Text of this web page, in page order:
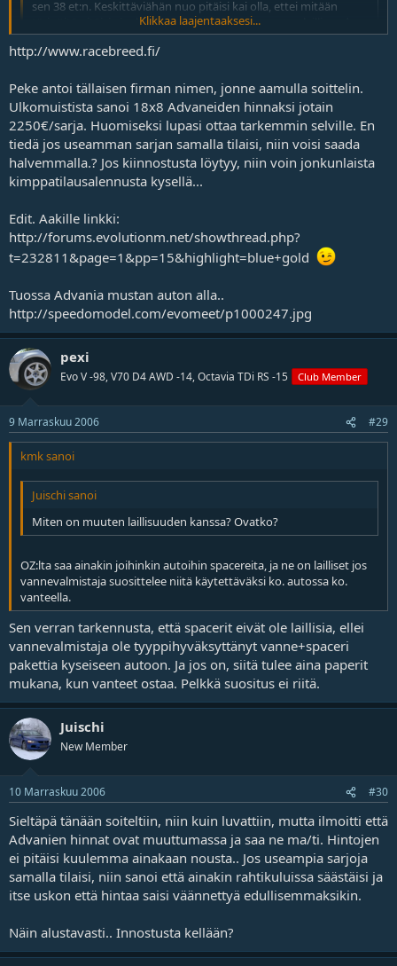
sen 38 et:n. Keskittäviähän nuo pitäisi kai olla, ettei mitään
tärinöitä pitäisi ainakaan syntyä? Miten on muuten laillisuuden
kanssa? Ovatko?
Tämä sopii evo ix:ään, mutta ei luulisi tuolla et 38 tulevan
mitään ongelmia sopivuuden suhteen..
Advanin vanteita on tullut kuolattua ja pitää niiden tilaamisesta
vielä ainakin yhteen paikkaan soittaa. Kysellä miten korkealle
niissä hinta karkaisi. Nuo Oz vanteet tuntuvat olevan kyllä
painon & laadun suhteen aika hyvät. Eikä hintakaan karkaa
Klikkaa laajentaaksesi...
Kiehtois myös nuo advanin rg:t 18*9 mahtaakohan hinta
pompsahtaa yli 2500 ekee sarja :nykii
mihinkä puljuihin olet ollut yhteydessä ?
Klikkaa laajentaaksesi...
http://www.racebreed.fi/
Peke antoi tällaisen firman nimen, jonne aamulla soittelin.
Ulkomuistista sanoi 18x8 Advaneiden hinnaksi jotain
2250€/sarja. Huomiseksi lupasi ottaa tarkemmin selville. En
tiedä jos useamman sarjan samalla tilaisi, niin voisi saada
halvemmalla.? Jos kiinnostusta löytyy, niin voin jonkunlaista
kimppatilausalennusta kysellä...
Edit. Aakille linkki:
http://forums.evolutionm.net/showthread.php?
t=232811&page=1&pp=15&highlight=blue+gold
Tuossa Advania mustan auton alla..
http://speedomodel.com/evomeet/p1000247.jpg
pexi
Evo V -98, V70 D4 AWD -14, Octavia TDi RS -15 Club Member
9 Marraskuu 2006 #29
kmk sanoi
Juischi sanoi
Miten on muuten laillisuuden kanssa? Ovatko?
OZ:lta saa ainakin joihinkin autoihin spacereita, ja ne on lailliset jos
vannevalmistaja suosittelee niitä käytettäväksi ko. autossa ko.
vanteella.
Sen verran tarkennusta, että spacerit eivät ole laillisia, ellei
vannevalmistaja ole tyyppihyväksyttänyt vanne+spaceri
pakettia kyseiseen autoon. Ja jos on, siitä tulee aina paperit
mukana, kun vanteet ostaa. Pelkkä suositus ei riitä.
Juischi
New Member
10 Marraskuu 2006 #30
Sieltäpä tänään soiteltiin, niin kuin luvattiin, mutta ilmoitti että
Advanien hinnat ovat muuttumassa ja saa ne ma/ti. Hintojen
ei pitäisi kuulemma ainakaan nousta.. Jos useampia sarjoja
samalla tilaisi, niin sanoi että ainakin rahtikuluissa säästäisi ja
itse uskon että hintaa saisi väännettyä edullisemmaksikin.
Näin alustavasti.. Innostusta kellään?